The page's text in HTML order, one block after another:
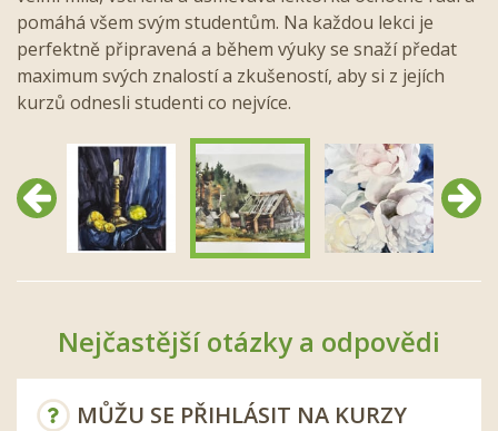
pomáhá všem svým studentům. Na každou lekci je
perfektně připravená a během výuky se snaží předat
maximum svých znalostí a zkušeností, aby si z jejích
kurzů odnesli studenti co nejvíce.
Předchozí Další
Nejčastější otázky a odpovědi
MŮŽU SE PŘIHLÁSIT NA KURZY